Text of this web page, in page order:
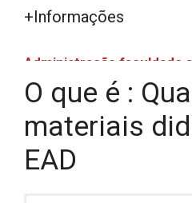
+Informações
Administração faculdade
Administração faculdade
Assistência Social EAD
Bacharelado em Ciências
Bacharelado em Estética
O que é :
materiais
EAD